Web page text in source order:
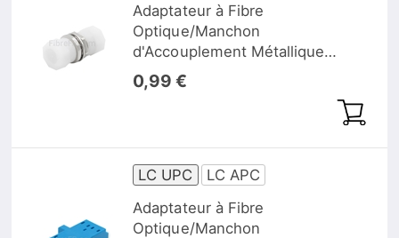
Adaptateur à Fibre
Optique/Manchon
d'Accouplement Métallique
FC/UPC vers FC/UPC Simplex
Monomode/Multimode Petit D
0,99 €
LC UPC
LC APC
Adaptateur à Fibre
Optique/Manchon